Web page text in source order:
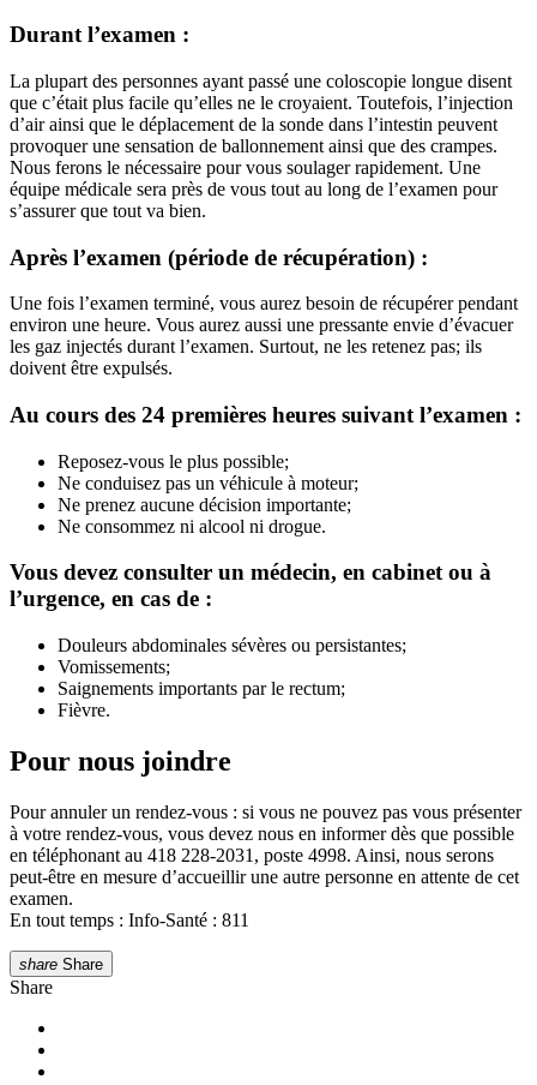
Durant l’examen :
La plupart des personnes ayant passé une coloscopie longue disent
que c’était plus facile qu’elles ne le croyaient. Toutefois, l’injection
d’air ainsi que le déplacement de la sonde dans l’intestin peuvent
provoquer une sensation de ballonnement ainsi que des crampes.
Nous ferons le nécessaire pour vous soulager rapidement. Une
équipe médicale sera près de vous tout au long de l’examen pour
s’assurer que tout va bien.
Après l’examen (période de récupération) :
Une fois l’examen terminé, vous aurez besoin de récupérer pendant
environ une heure. Vous aurez aussi une pressante envie d’évacuer
les gaz injectés durant l’examen. Surtout, ne les retenez pas; ils
doivent être expulsés.
Au cours des 24 premières heures suivant l’examen :
Reposez-vous le plus possible;
Ne conduisez pas un véhicule à moteur;
Ne prenez aucune décision importante;
Ne consommez ni alcool ni drogue.
Vous devez consulter un médecin, en cabinet ou à
l’urgence, en cas de :
Douleurs abdominales sévères ou persistantes;
Vomissements;
Saignements importants par le rectum;
Fièvre.
Pour nous joindre
Pour annuler un rendez-vous : si vous ne pouvez pas vous présenter
à votre rendez-vous, vous devez nous en informer dès que possible
en téléphonant au 418 228-2031, poste 4998. Ainsi, nous serons
peut-être en mesure d’accueillir une autre personne en attente de cet
examen.
En tout temps : Info-Santé : 811
share Share
Share